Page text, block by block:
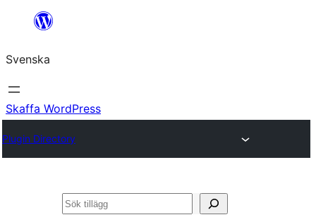
Hoppa
innehåll
Svenska
Skaffa WordPress
Plugin Directory
Sök